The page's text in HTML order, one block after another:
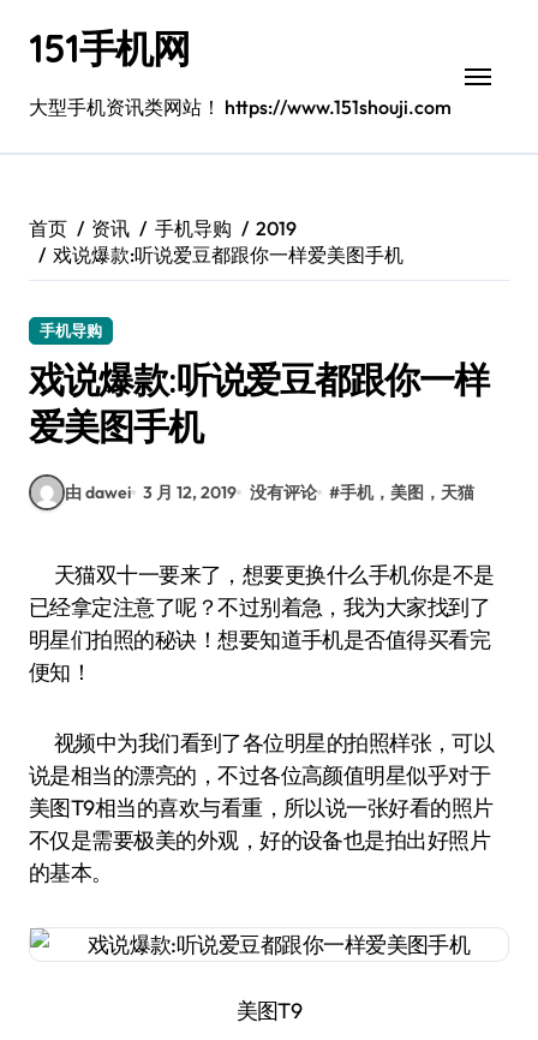
151手机网
大型手机资讯类网站！ https://www.151shouji.com
首页 资讯 手机导购
2019
戏说爆款:听说爱豆都跟你一样爱美图手机
手机导购
戏说爆款:听说爱豆都跟你一样
爱美图手机
由 dawei 3 月 12, 2019 没有评论 #手机，美图，天猫
天猫双十一要来了，想要更换什么手机你是不是
已经拿定注意了呢？不过别着急，我为大家找到了
明星们拍照的秘诀！想要知道手机是否值得买看完
便知！
视频中为我们看到了各位明星的拍照样张，可以
说是相当的漂亮的，不过各位高颜值明星似乎对于
美图T9相当的喜欢与看重，所以说一张好看的照片
不仅是需要极美的外观，好的设备也是拍出好照片
的基本。
美图T9